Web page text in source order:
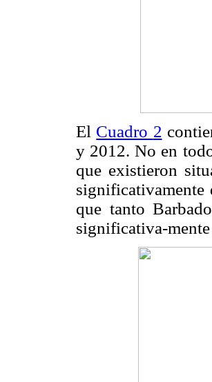
El Cuadro 2
y 2012.No en
que existieron
que tanto
significativa-